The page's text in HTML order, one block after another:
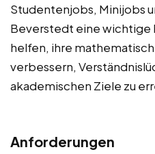
Studentenjobs, Minijobs
Beverstedt eine wichtige
helfen, ihre
verbessern,
akademischen Ziele zu
Anforderungen